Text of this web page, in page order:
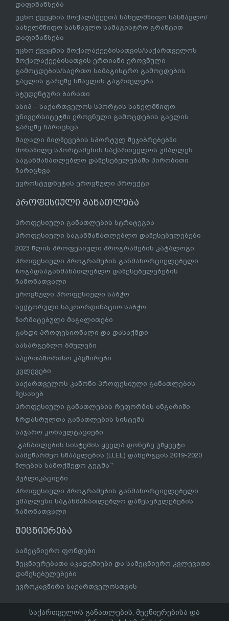
დაფინანსება
უცხო ქვეყნის მოქალაქეეთა სახელმწიფო სასწავლო/
სახელმწიფო სასწავლო სამაგისტრო გრანტით
დაფინანსება
უცხო ქვეყნის მოქალაქეებისათვის/საქართველოს
მოქალაქეებისათვის ერთიანი ეროვნული
გამოცდების/საერთო სამაგისტრო გამოცდების
გავლის გარეშე სწავლის გაგრძელება
სტუდენტური ბარათი
სსიპ – საქართველოს სპორტის სახელმწიფო
უნივერსიტეტში ეროვნული გამოცდების გავლის
გარეშე ჩარიცხვა
მაღალი მიღწევების სპორტულ შეჯიბრებებში
მონაწილე სპორტსმენის საქართველოს უმაღლეს
საგანმანათლებლო დაწესებულებაში პირობითი
ჩარიცხვა
ევროსტუდნეტის ეროვნული პროექტი
პროფესიული განათლება
პროფესიული განათლების სტრატეგია
პროფესიული საგანმანათლებლო დაწესებულებები
2023 წლის პროფესიული პროგრამების კატალოგი
პროფესიული პროგრამების განმახორციელებელი
ზოგადსაგანმანათლებლო დაწესებულებების
ჩამონათვალი
ეროვნული პროფესიული საბჭო
სექტორული საკოორდინაციო საბჭო
წარმატებული მაგალითები
გახდი პროფესიონალი და დასაქმდი
სასარგებლო ბმულები
საერთაშორისო კავშირები
კვლევები
საქართველოს კანონი პროფესიული განათლების
შესახებ
პროფესიული განათლების რეფორმის ანგარიში
ზრდასრულთა განათლების სისტემა
საჯარო კონსულტაციები
„განათლების სისტემის ყველა დონეზე უწყვეტი
სამეწარმეო სწაავლების (LLEL) დანერგვის 2019-2020
წლების სამოქმედო გეგმა“’
პუბლიკაციები
პროფესიული პროგრამების განმახორციელებელი
უმაღლესი საგანმანათლებლო დაწესებულებების
ჩამონათვალი
მეცნიერება
სამეცნიერო ფონდები
მეცნიერებათა აკადემიები და სამეცნიერო კვლევითი
დაწესებულებები
ევროკავშირი საქართველოსთვის
საქართველოს განათლების, მეცნიერებისა და